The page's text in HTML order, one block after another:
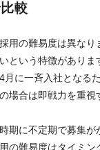
較
用の難易度は異な
という特徴がありま
月に一斉入社となる
場合は即戦力を重
期に不定期で募集が
の難易度はタイミン